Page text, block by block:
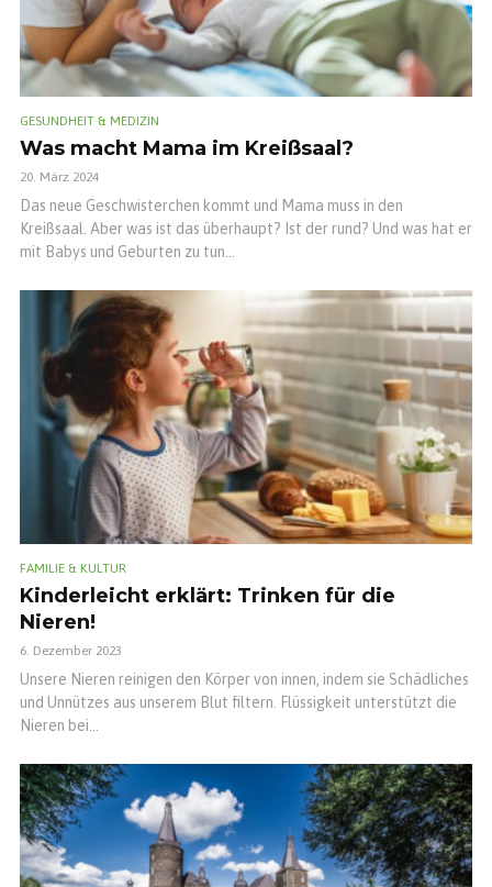
GESUNDHEIT & MEDIZIN
Was macht Mama im Kreißsaal?
20. März 2024
Das neue Geschwisterchen kommt und Mama muss in den
Kreißsaal. Aber was ist das überhaupt? Ist der rund? Und was hat er
mit Babys und Geburten zu tun...
FAMILIE & KULTUR
Kinderleicht erklärt: Trinken für die
Nieren!
6. Dezember 2023
Unsere Nieren reinigen den Körper von innen, indem sie Schädliches
und Unnützes aus unserem Blut filtern. Flüssigkeit unterstützt die
Nieren bei...